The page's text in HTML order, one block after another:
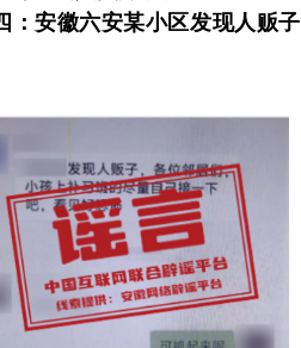
：安徽六安某小区发现人贩子